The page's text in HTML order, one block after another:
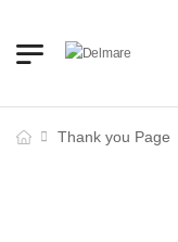
Thank you Page